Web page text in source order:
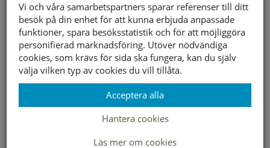
Butik
36 37 38 39 40 41
Borlänge
Buffert lager
Andra färger
Vi och våra samarbetspartners sparar referenser till ditt
besök på din enhet för att kunna erbjuda anpassade
funktioner, spara besöksstatistik och för att möjliggöra
personifierad marknadsföring. Utöver nödvändiga
cookies, som krävs för sida ska fungera, kan du själv
välja vilken typ av cookies du vill tillåta.
Acceptera alla
Hantera cookies
Läs mer om cookies